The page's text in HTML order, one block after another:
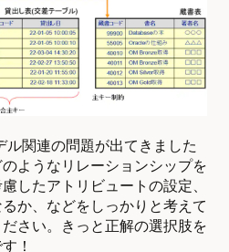
ル関連の問題が出てきました
ようなリレーションシップを
したアトリビュートの設定、
か、などをしっかりと考えて
さい。きっと正解の選択肢を
！